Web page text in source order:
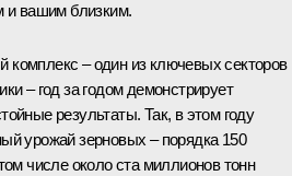
и вашим близким.
– один из ключевых секторов
– год за годом демонстрирует
результаты. Так, в этом году
урожай зерновых – порядка 150
числе около ста миллионов тонн